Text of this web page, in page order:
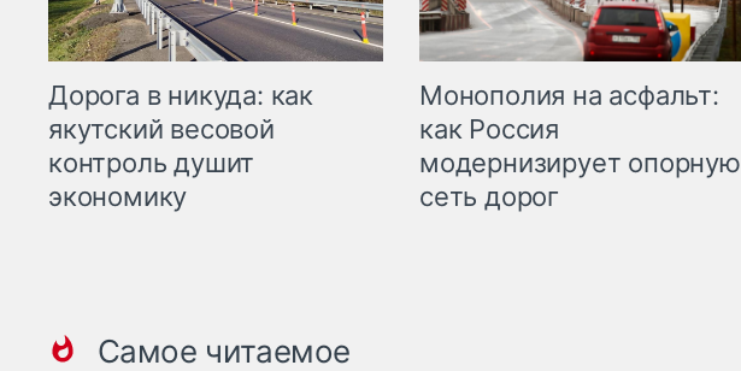
Дорога в никуда: как
якутский весовой
контроль душит
экономику
Монополия на асфальт:
как Россия
модернизирует опорную
сеть дорог
Самое читаемое